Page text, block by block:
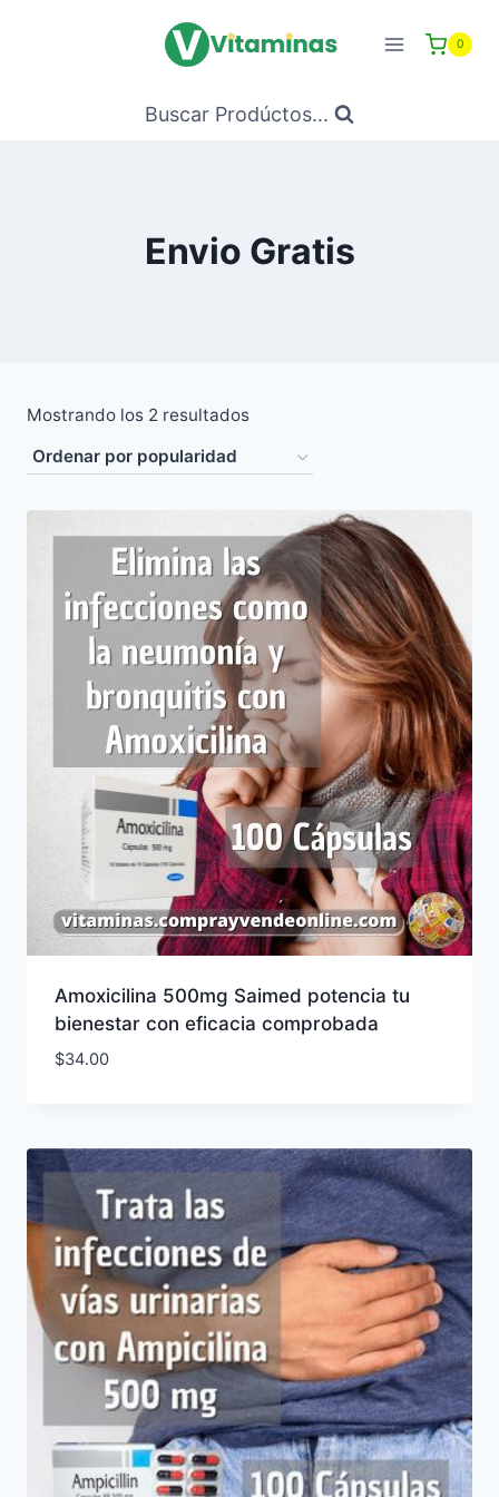
0
Buscar Prodúctos...
Envio Gratis
Mostrando los 2 resultadosOrdenado
popularidad
Amoxicilina 500mg Saimed potencia tu
bienestar con eficacia comprobada
$34.00